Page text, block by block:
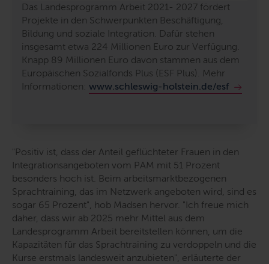
Das Landesprogramm Arbeit 2021- 2027 fördert
Projekte in den Schwerpunkten Beschäftigung,
Bildung und soziale Integration. Dafür stehen
insgesamt etwa 224 Millionen Euro zur Verfügung.
Knapp 89 Millionen Euro davon stammen aus dem
Europäischen Sozialfonds Plus (ESF Plus). Mehr
Informationen: www.schleswig-holstein.de/esf
"Positiv ist, dass der Anteil geflüchteter Frauen in den
Integrationsangeboten vom PAM mit 51 Prozent
besonders hoch ist. Beim arbeitsmarktbezogenen
Sprachtraining, das im Netzwerk angeboten wird, sind es
sogar 65 Prozent", hob Madsen hervor. "Ich freue mich
daher, dass wir ab 2025 mehr Mittel aus dem
Landesprogramm Arbeit bereitstellen können, um die
Kapazitäten für das Sprachtraining zu verdoppeln und die
Kurse erstmals landesweit anzubieten", erläuterte der